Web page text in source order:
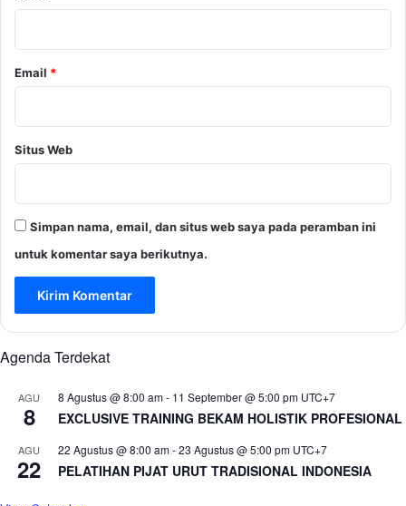
Email *
Situs Web
Simpan nama, email, dan situs web saya pada peramban ini
untuk komentar saya berikutnya.
Agenda Terdekat
AGU
8
8 Agustus @ 8:00 am- 11 September @ 5:00 pm UTC+7
EXCLUSIVE TRAINING BEKAM HOLISTIK PROFESIONAL
AGU
22
22 Agustus @ 8:00 am-23 Agustus @ 5:00 pm UTC+7
PELATIHAN PIJAT URUT TRADISIONAL INDONESIA